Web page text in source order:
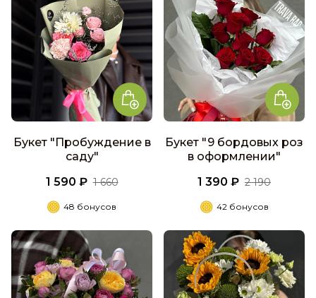
Букет "Пробуждение в
саду"
1 590 ₽ 1 660
48 бонусов
Букет "9 бордовых роз
в оформлении"
1 390 ₽ 2 190
42 бонусов